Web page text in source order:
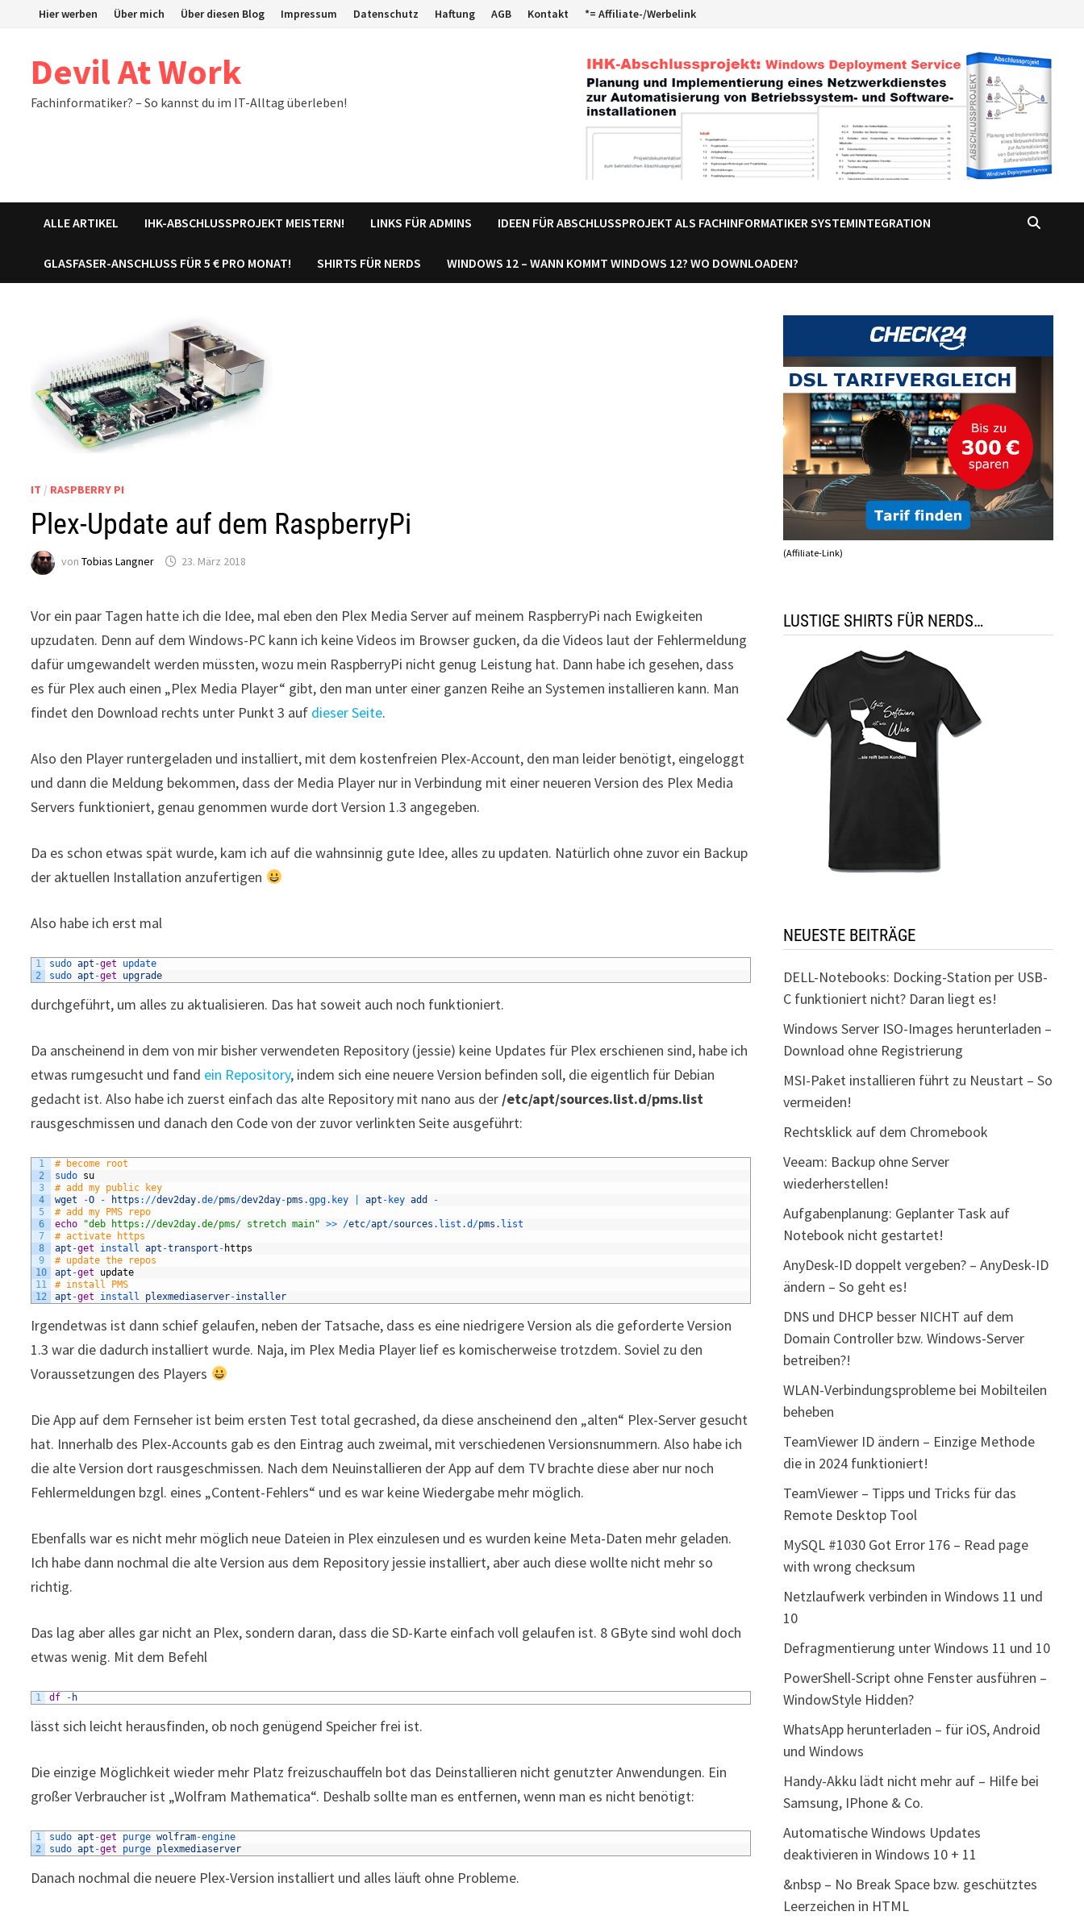
Hier werben Über mich Über diesen Blog Impressum Datenschutz Haftung AGB Kontakt *= Affiliate-/Werbelink
Devil At Work
Fachinformatiker? – So kannst du im IT-Alltag überleben!
ALLE ARTIKEL IHK-ABSCHLUSSPROJEKT MEISTERN! LINKS FÜR ADMINS IDEEN FÜR ABSCHLUSSPROJEKT ALS FACHINFORMATIKER SYSTEMINTEGRATION
GLASFASER-ANSCHLUSS FÜR 5 € PRO MONAT! SHIRTS FÜR NERDS WINDOWS 12 – WANN KOMMT WINDOWS 12? WO DOWNLOADEN?
IT / RASPBERRY PI
Plex-Update auf dem RaspberryPi
vonTobias Langner 23. März 2018
Vor ein paar Tagen hatte ich die Idee, mal eben den Plex Media Server auf meinem RaspberryPi nach Ewigkeiten
upzudaten. Denn auf dem Windows-PC kann ich keine Videos im Browser gucken, da die Videos laut der Fehlermeldung
dafür umgewandelt werden müssten, wozu mein RaspberryPi nicht genug Leistung hat. Dann habe ich gesehen, dass
es für Plex auch einen „Plex Media Player“ gibt, den man unter einer ganzen Reihe an Systemen installieren kann. Man
findet den Download rechts unter Punkt 3 auf dieser Seite.
Also den Player runtergeladen und installiert, mit dem kostenfreien Plex-Account, den man leider benötigt, eingeloggt
und dann die Meldung bekommen, dass der Media Player nur in Verbindung mit einer neueren Version des Plex Media
Servers funktioniert, genau genommen wurde dort Version 1.3 angegeben.
Da es schon etwas spät wurde, kam ich auf die wahnsinnig gute Idee, alles zu updaten. Natürlich ohne zuvor ein Backup
der aktuellen Installation anzufertigen
Also habe ich erst mal
1
2
sudo apt -get
update
sudo apt -get upgrade
durchgeführt, um alles zu aktualisieren. Das hat soweit auch noch funktioniert.
Da anscheinend in dem von mir bisher verwendeten Repository (jessie) keine Updates für Plex erschienen sind, habe ich
etwas rumgesucht und fand ein Repository, indem sich eine neuere Version befinden soll, die eigentlich für Debian
gedacht ist. Also habe ich zuerst einfach das alte Repository mit nano aus der /etc/apt/sources.list.d/pms.list
rausgeschmissen und danach den Code von der zuvor verlinkten Seite ausgeführt:
1
2
3
4
5
6
7
8
9
10
11
12
# become root
sudo su
# add my public key
wget
-O - https : //dev2day.de/pms/dev2day-pms .gpg.key apt - key add
-
# add my PMS repo
echo
"deb https://dev2day.de/pms/ stretch main" >> /etc/apt/sources .list .d /pms .list
# activate https
apt -get install apt -transport - https
# update the repos
apt -get
update
# install PMS
apt -get install plexmediaserver-installer
Irgendetwas ist dann schief gelaufen, neben der Tatsache, dass es eine niedrigere Version als die geforderte Version
1.3 war die dadurch installiert wurde. Naja, im Plex Media Player lief es komischerweise trotzdem. Soviel zu den
Voraussetzungen des Players
Die App auf dem Fernseher ist beim ersten Test total gecrashed, da diese anscheinend den „alten“ Plex-Server gesucht
hat. Innerhalb des Plex-Accounts gab es den Eintrag auch zweimal, mit verschiedenen Versionsnummern. Also habe ich
die alte Version dort rausgeschmissen. Nach dem Neuinstallieren der App auf dem TV brachte diese aber nur noch
Fehlermeldungen bzgl. eines „Content-Fehlers“ und es war keine Wiedergabe mehr möglich.
Ebenfalls war es nicht mehr möglich neue Dateien in Plex einzulesen und es wurden keine Meta-Daten mehr geladen.
Ich habe dann nochmal die alte Version aus dem Repository jessie installiert, aber auch diese wollte nicht mehr so
richtig.
Das lag aber alles gar nicht an Plex, sondern daran, dass die SD-Karte einfach voll gelaufen ist. 8 GByte sind wohl doch
etwas wenig. Mit dem Befehl
1 df - h
lässt sich leicht herausfinden, ob noch genügend Speicher frei ist.
Die einzige Möglichkeit wieder mehr Platz freizuschauffeln bot das Deinstallieren nicht genutzter Anwendungen. Ein
großer Verbraucher ist „Wolfram Mathematica“. Deshalb sollte man es entfernen, wenn man es nicht benötigt:
1
2
sudo apt -get purge wolfram-engine
sudo apt -get purge plexmediaserver
Danach nochmal die neuere Plex-Version installiert und alles läuft ohne Probleme.
(Affiliate-Link)
LUSTIGE SHIRTS FÜR NERDS…
NEUESTE BEITRÄGE
DELL-Notebooks: Docking-Station per USB-
C funktioniert nicht? Daran liegt es!
Windows Server ISO-Images herunterladen –
Download ohne Registrierung
MSI-Paket installieren führt zu Neustart – So
vermeiden!
Rechtsklick auf dem Chromebook
Veeam: Backup ohne Server
wiederherstellen!
Aufgabenplanung: Geplanter Task auf
Notebook nicht gestartet!
AnyDesk-ID doppelt vergeben? – AnyDesk-ID
ändern – So geht es!
DNS und DHCP besser NICHT auf dem
Domain Controller bzw. Windows-Server
betreiben?!
WLAN-Verbindungsprobleme bei Mobilteilen
beheben
TeamViewer ID ändern – Einzige Methode
die in 2024 funktioniert!
TeamViewer – Tipps und Tricks für das
Remote Desktop Tool
MySQL #1030 Got Error 176 – Read page
with wrong checksum
Netzlaufwerk verbinden in Windows 11 und
10
Defragmentierung unter Windows 11 und 10
PowerShell-Script ohne Fenster ausführen –
WindowStyle Hidden?
WhatsApp herunterladen – für iOS, Android
und Windows
Handy-Akku lädt nicht mehr auf – Hilfe bei
Samsung, IPhone & Co.
Automatische Windows Updates
deaktivieren in Windows 10 + 11
&nbsp – No Break Space bzw. geschütztes
Leerzeichen in HTML